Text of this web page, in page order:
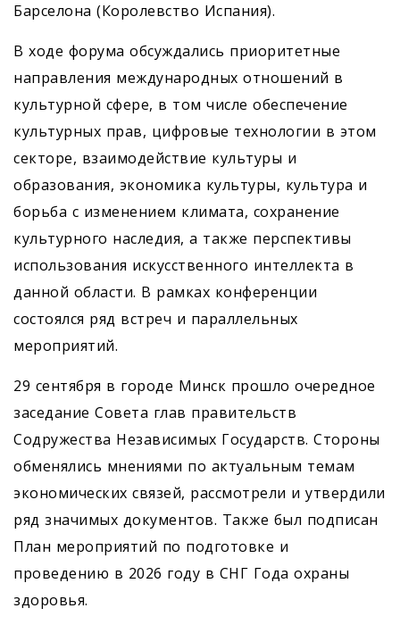
Барселона (Королевство Испания).
В ходе форума обсуждались приоритетные
направления международных отношений в
культурной сфере, в том числе обеспечение
культурных прав, цифровые технологии в этом
секторе, взаимодействие культуры и
образования, экономика культуры, культура и
борьба с изменением климата, сохранение
культурного наследия, а также перспективы
использования искусственного интеллекта в
данной области. В рамках конференции
состоялся ряд встреч и параллельных
мероприятий.
29 сентября в городе Минск прошло очередное
заседание Совета глав правительств
Содружества Независимых Государств. Стороны
обменялись мнениями по актуальным темам
экономических связей, рассмотрели и утвердили
ряд значимых документов. Также был подписан
План мероприятий по подготовке и
проведению в 2026 году в СНГ Года охраны
здоровья.